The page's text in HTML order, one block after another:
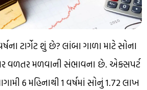
ટાર્ગેટ શું છે? લાંબા ગાળા માટે સોના
વળતર મળવાની સંભાવના છે. એક્સપર્ટ
6 મહિનાથી 1 વર્ષમાં સોનું 1.72 લાખ